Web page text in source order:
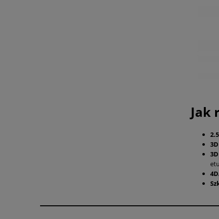
Jak
3D